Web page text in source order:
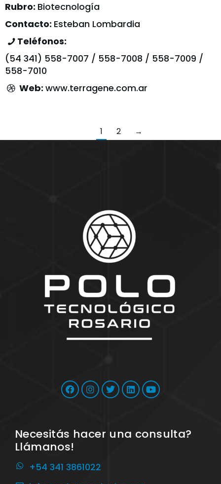
Rubro: Biotecnología
Contacto: Esteban Lombardia
Teléfonos:
(54 341) 558-7007 / 558-7008 / 558-7009 /
558-7010
Web:www.terragene.com.ar
1 2 →
Necesitás hacer una consulta?
Llámanos!
+54 341 3861022